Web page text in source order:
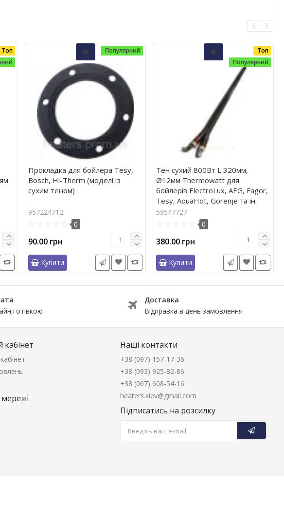
Топ
Популярний
Прокладка для бойлера Tesy,
Bosch, Hi-Therm (моделі із
сухим теном)
957224712
0
90.00 грн
Купити
Топ
Популярний
Тен сухий 800Вт L 320мм,
Ø12мм Thermowatt для
бойлерів ElectroLux, AEG, Fagor,
Tesy, AquaHot, Gorenje та ін.
59547727
0
380.00 грн
Купити
Доставка
Відправка в день замовлення
кабінет
мережі
Наші контакти
+38 (097) 157-17-36
+38 (093) 925-82-86
+38 (067) 608-54-16
heaters.kiev@gmail.com
Підписатись на розсилку